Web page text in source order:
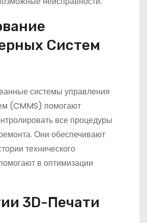
Систем
системы управления
(CMMS) помогают
все процедуры
Они обеспечивают
технического
в оптимизации
3D-Печати